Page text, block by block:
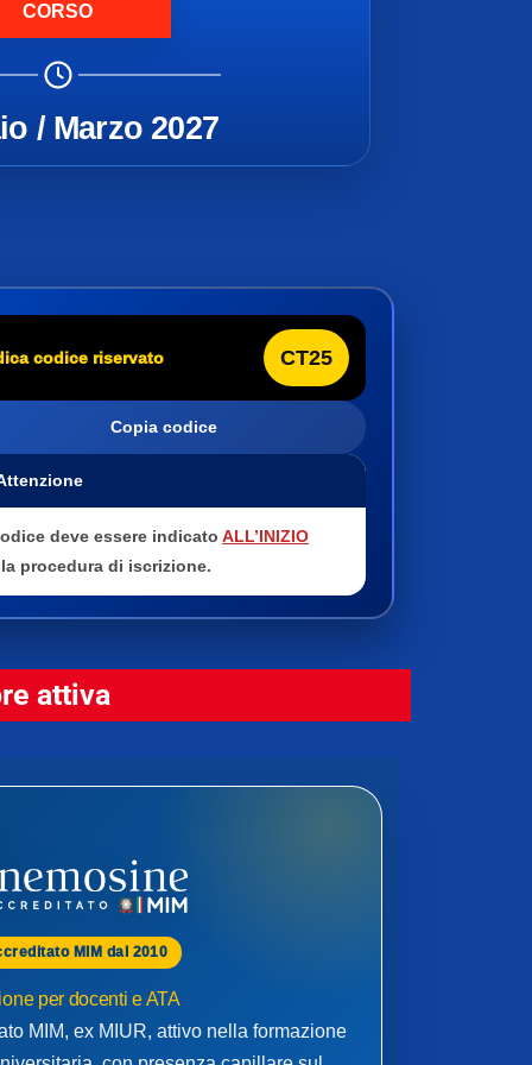
CORSO
/ Marzo 2027
codice riservato CT25
Copia codice
deve essere indicatoALL’INIZIO
procedura di iscrizione.
attiva
MIM dal 2010
per docenti e ATA
MIM, ex MIUR, attivo nella formazione